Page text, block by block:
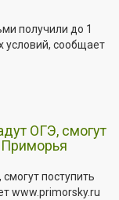
получили до 1
сообщает
ОГЭ, смогут
Приморья
поступить
www.primorsky.ru